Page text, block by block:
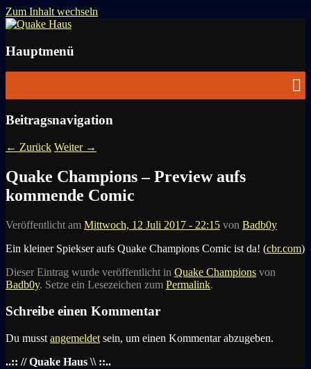
Zum Inhalt wechseln
Quake Haus
Hauptmenü
Beitragsnavigation
← Zurück Weiter →
Quake Champions – Preview aufs
kommende Comic
Veröffentlicht am Mittwoch, 12 Juli 2017 - 22:15 von Badb0y
Ein kleiner Spiekser aufs Quake Champions Comic ist da! (cbr.com)
Dieser Eintrag wurde veröffentlicht in Quake Champions von
Badb0y. Setze ein Lesezeichen zum Permalink.
Schreibe einen Kommentar
Du musst angemeldet sein, um einen Kommentar abzugeben.
..:: // Quake Haus \\ ::..